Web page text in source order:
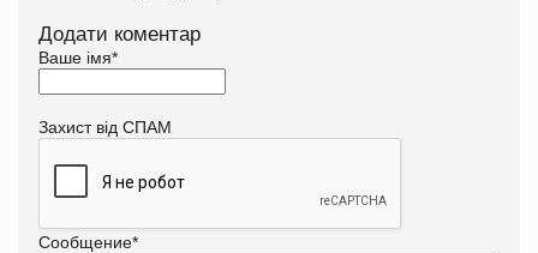
Додати коментар
Ваше імя*
Захист від СПАМ
Сообщение*